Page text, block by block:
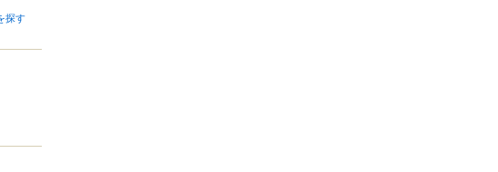
探す